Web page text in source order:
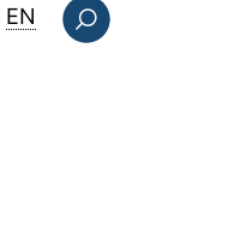
EN : this page in